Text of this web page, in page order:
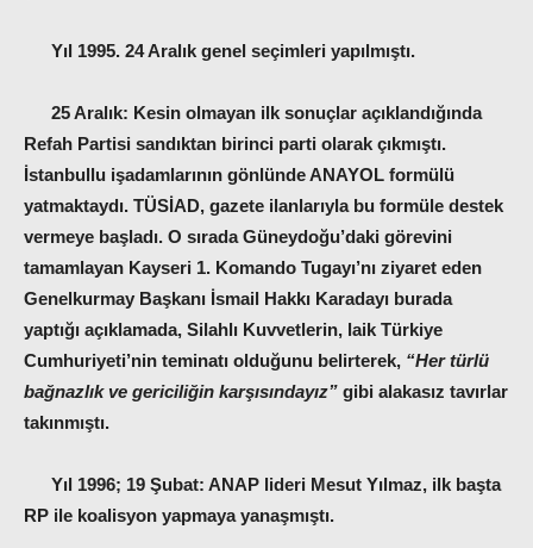
Yıl 1995. 24 Aralık genel seçimleri yapılmıştı.
25 Aralık: Kesin olmayan ilk sonuçlar açıklandığında
Refah Partisi sandıktan birinci parti olarak çıkmıştı.
İstanbullu işadamlarının gönlünde ANAYOL formülü
yatmaktaydı. TÜSİAD, gazete ilanlarıyla bu formüle destek
vermeye başladı. O sırada Güneydoğu’daki görevini
tamamlayan Kayseri 1. Komando Tugayı’nı ziyaret eden
Genelkurmay Başkanı İsmail Hakkı Karadayı burada
yaptığı açıklamada, Silahlı Kuvvetlerin, laik Türkiye
Cumhuriyeti’nin teminatı olduğunu belirterek, “Her türlü
bağnazlık ve gericiliğin karşısındayız” gibi alakasız tavırlar
takınmıştı.
Yıl 1996; 19 Şubat: ANAP lideri Mesut Yılmaz, ilk başta
RP ile koalisyon yapmaya yanaşmıştı.